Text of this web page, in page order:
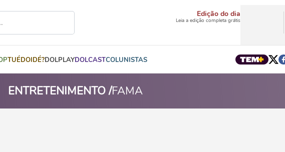
Edição do dia
Leia a edição completa grátis
TUÉDOIDÉ?DOLPLAYDOLCASTCOLUNISTAS
ENTRETENIMENTO /FAMA